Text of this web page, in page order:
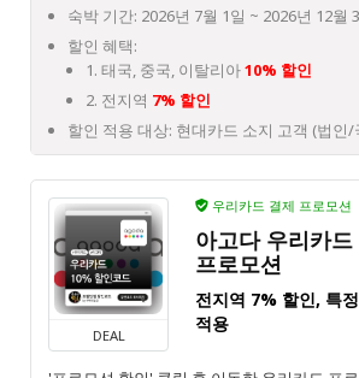
숙박 기간: 2026년 7월 1일 ~ 2026년 12월
할인 혜택:
1. 태국, 중국, 이탈리아10% 할인
2. 전지역 7% 할인
할인 적용 대상: 현대카드 소지 고객 (법인
DEAL
우리카드 결제 프로모션
아고다 우리카
프로모션
전지역 7% 할인, 특
적용